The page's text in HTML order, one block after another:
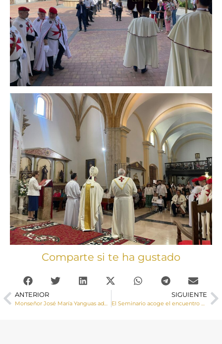
Comparte si te ha gustado
ANTERIOR
Monseñor José María Yanguas administra la Confirmación a un numero grupo de adolescentes en Mota del Cuervo
SIGUIENTE
El Seminario acoge el encuentro de delegados y equipos de pastoral juvenil de la Provincia Eclesiástica de Toledo